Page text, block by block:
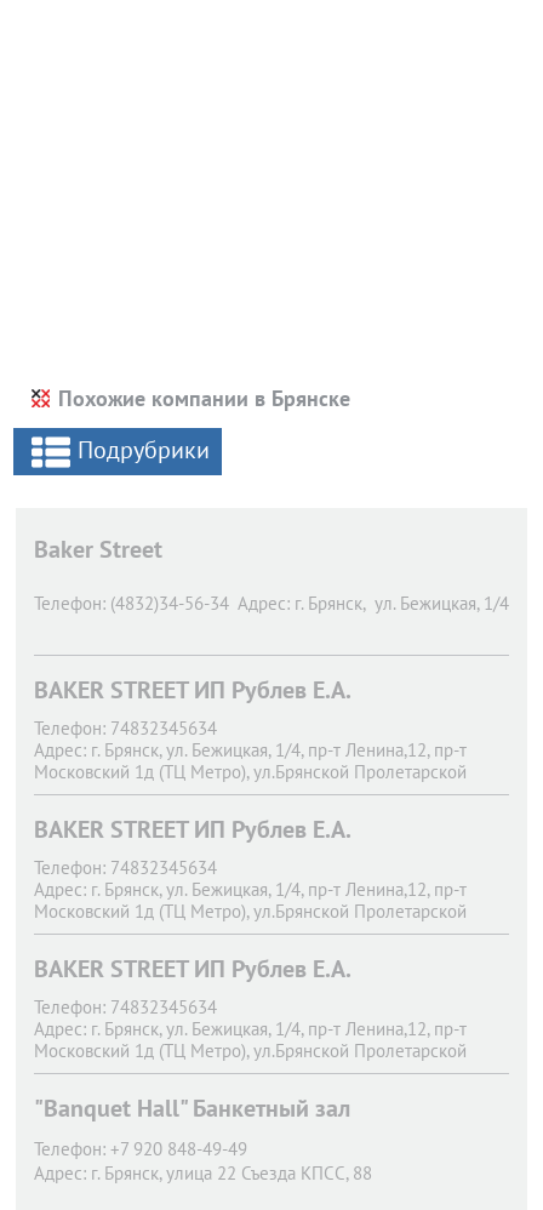
Похожие компании в Брянске
Подрубрики
Baker Street
Телефон: (4832)34-56-34 Адрес: г. Брянск, ул. Бежицкая, 1/4
BAKER STREET ИП Рублев Е.А.
Телефон: 74832345634
Адрес: г. Брянск, ул. Бежицкая, 1/4, пр-т Ленина,12, пр-т
Московский 1д (ТЦ Метро), ул.Брянской Пролетарской
Дивизии.11
BAKER STREET ИП Рублев Е.А.
Телефон: 74832345634
Адрес: г. Брянск, ул. Бежицкая, 1/4, пр-т Ленина,12, пр-т
Московский 1д (ТЦ Метро), ул.Брянской Пролетарской
Дивизии.11
BAKER STREET ИП Рублев Е.А.
Телефон: 74832345634
Адрес: г. Брянск, ул. Бежицкая, 1/4, пр-т Ленина,12, пр-т
Московский 1д (ТЦ Метро), ул.Брянской Пролетарской
Дивизии.11
"Banquet Hall" Банкетный зал
Телефон: +7 920 848-49-49
Адрес: г. Брянск, улица 22 Съезда КПСС, 88